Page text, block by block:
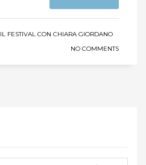
IL FESTIVAL CON CHIARA GIORDANO
NO COMMENTS